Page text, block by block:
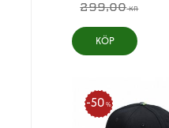
299,00KR
KÖP
50 %